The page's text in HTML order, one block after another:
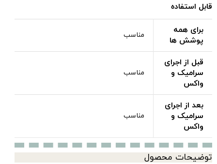
قابل استفاده
برای همه
پوشش ها
مناسب
قبل از اجرای
سرامیک و
واکس
مناسب
بعد از اجرای
سرامیک و
واکس
مناسب
توضیحات محصول